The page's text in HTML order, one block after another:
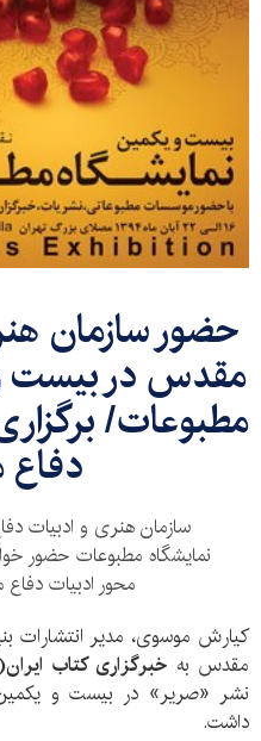
حضور سازمان
مقدس در بیست
مطبوعات/
سازمان هنری و ادبیات
نمایشگاه مطبوعات حضور
محور ادبیات
کیارش موسوی، مدیر انتشارات
مقدس به خبرگزاری کتاب
نشر «صریر» در بیست و
داشت.